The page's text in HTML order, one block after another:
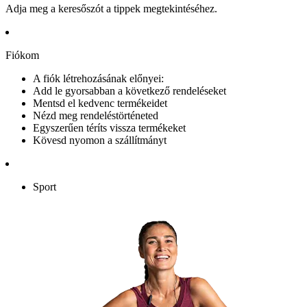
Adja meg a keresőszót a tippek megtekintéséhez.
Fiókom
A fiók létrehozásának előnyei:
Add le gyorsabban a következő rendeléseket
Mentsd el kedvenc termékeidet
Nézd meg rendeléstörténeted
Egyszerűen téríts vissza termékeket
Kövesd nyomon a szállítmányt
Sport